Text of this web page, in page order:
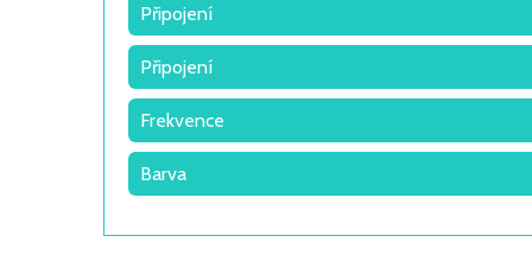
Připojení
Připojení
Frekvence
Barva